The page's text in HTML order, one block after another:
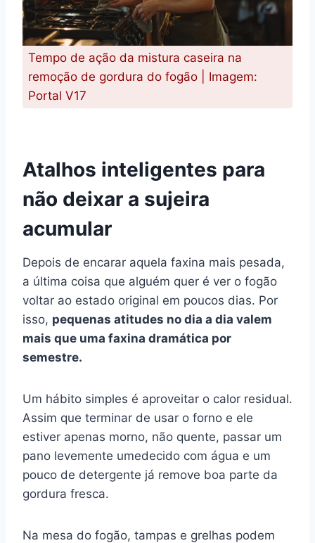
Tempo de ação da mistura caseira na
remoção de gordura do fogão | Imagem:
Portal V17
Atalhos inteligentes para
não deixar a sujeira
acumular
Depois de encarar aquela faxina mais pesada,
a última coisa que alguém quer é ver o fogão
voltar ao estado original em poucos dias. Por
isso, pequenas atitudes no dia a dia valem
mais que uma faxina dramática por
semestre.
Um hábito simples é aproveitar o calor residual.
Assim que terminar de usar o forno e ele
estiver apenas morno, não quente, passar um
pano levemente umedecido com água e um
pouco de detergente já remove boa parte da
gordura fresca.
Na mesa do fogão, tampas e grelhas podem